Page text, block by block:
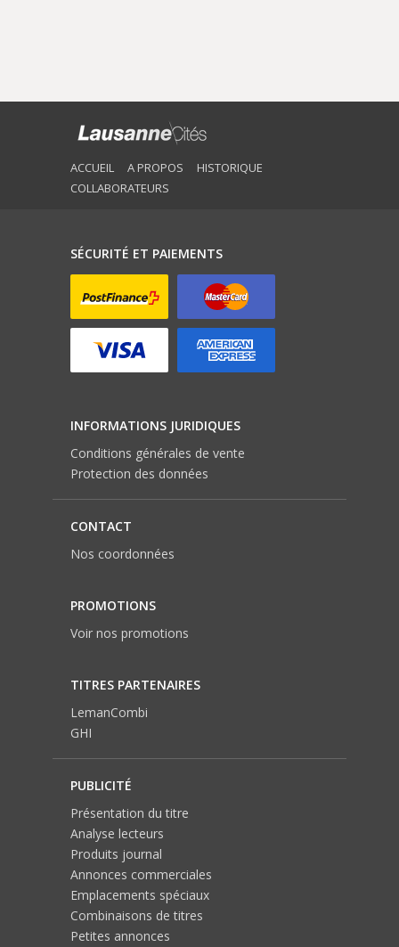
ACCUEIL A PROPOS
HISTORIQUE
COLLABORATEURS
SÉCURITÉ ET PAIEMENTS
INFORMATIONS JURIDIQUES
Conditions générales de vente
Protection des données
CONTACT
Nos coordonnées
PROMOTIONS
Voir nos promotions
TITRES PARTENAIRES
LemanCombi
GHI
PUBLICITÉ
Présentation du titre
Analyse lecteurs
Produits journal
Annonces commerciales
Emplacements spéciaux
Combinaisons de titres
Petites annonces